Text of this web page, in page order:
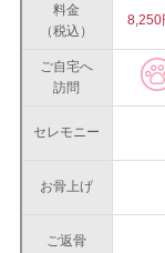
料金
（税込）
8,250
ご自宅へ
訪問
セレモニー
お骨上げ
ご返骨